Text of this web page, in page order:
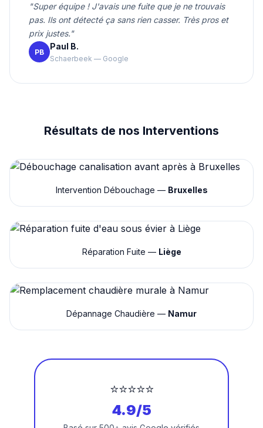
"Super équipe ! J'avais une fuite que je ne trouvais
pas. Ils ont détecté ça sans rien casser. Très pros et
prix justes."
PB
Paul B.
Schaerbeek — Google
Résultats de nos Interventions
Intervention Débouchage — Bruxelles
Réparation Fuite — Liège
Dépannage Chaudière — Namur
⭐⭐⭐⭐⭐
4.9/5